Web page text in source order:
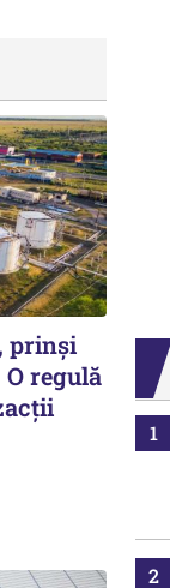
prinși
regulă